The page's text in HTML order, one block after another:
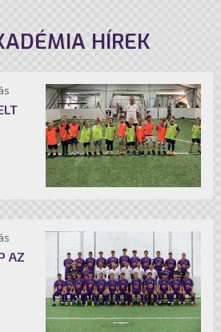
HÍREK
AZ